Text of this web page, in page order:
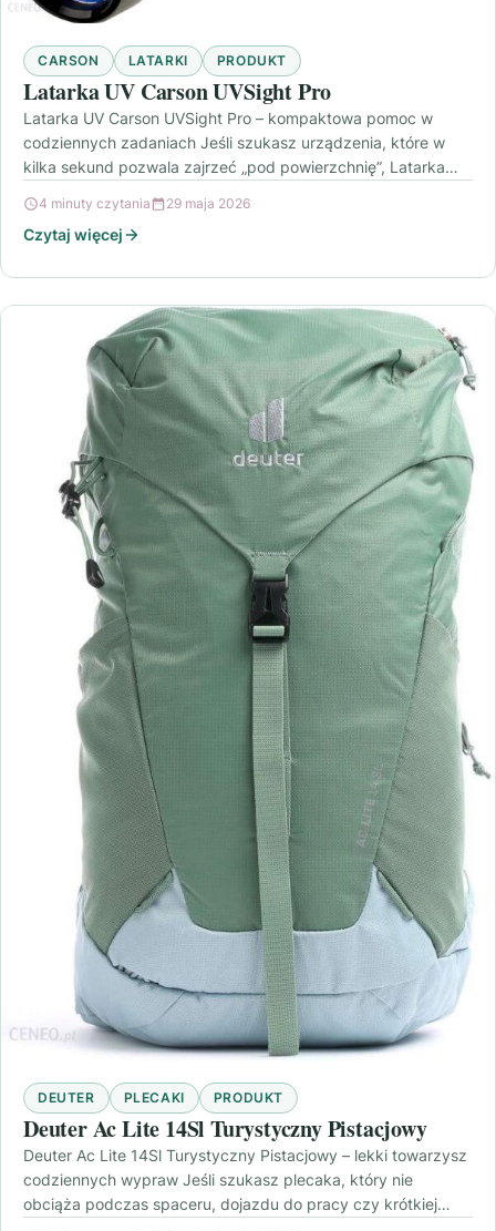
CARSON LATARKI PRODUKT
Latarka UV Carson UVSight Pro
Latarka UV Carson UVSight Pro – kompaktowa pomoc w
codziennych zadaniach Jeśli szukasz urządzenia, które w
kilka sekund pozwala zajrzeć „pod powierzchnię”, Latarka
4 minuty czytania 29 maja 2026
Czytaj więcej
DEUTER PLECAKI PRODUKT
Deuter Ac Lite 14Sl Turystyczny Pistacjowy
Deuter Ac Lite 14Sl Turystyczny Pistacjowy – lekki towarzysz
codziennych wypraw Jeśli szukasz plecaka, który nie
obciąża podczas spaceru, dojazdu do pracy czy krótkiej…